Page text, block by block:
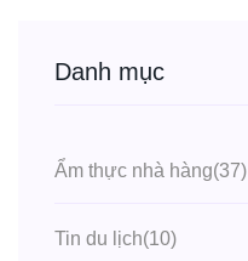
Danh mục
Ẩm thực nhà hàng(37)
Tin du lịch(10)